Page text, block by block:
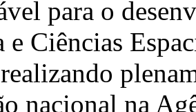
para o
Ciências
nacional na